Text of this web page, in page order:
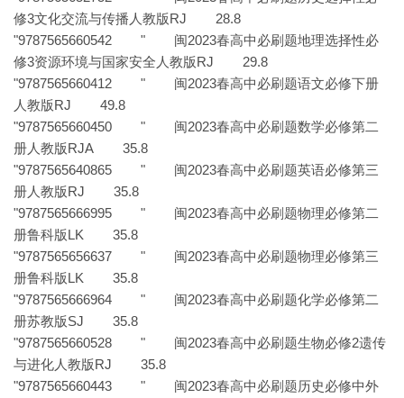
修3文化交流与传播人教版RJ 28.8
"9787565660542 " 闽2023春高中必刷题地理选择性必
修3资源环境与国家安全人教版RJ 29.8
"9787565660412 " 闽2023春高中必刷题语文必修下册
人教版RJ 49.8
"9787565660450 " 闽2023春高中必刷题数学必修第二
册人教版RJA 35.8
"9787565640865 " 闽2023春高中必刷题英语必修第三
册人教版RJ 35.8
"9787565666995 " 闽2023春高中必刷题物理必修第二
册鲁科版LK 35.8
"9787565656637 " 闽2023春高中必刷题物理必修第三
册鲁科版LK 35.8
"9787565666964 " 闽2023春高中必刷题化学必修第二
册苏教版SJ 35.8
"9787565660528 " 闽2023春高中必刷题生物必修2遗传
与进化人教版RJ 35.8
"9787565660443 " 闽2023春高中必刷题历史必修中外